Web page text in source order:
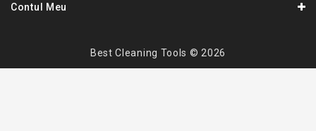
Contul Meu
Best Cleaning Tools © 2026